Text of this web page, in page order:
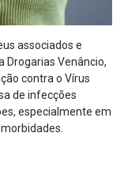
associados e
Drogarias Venâncio,
contra o Vírus
de infecções
especialmente em